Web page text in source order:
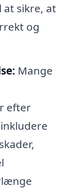
at sikre, at
og
Mange
efter